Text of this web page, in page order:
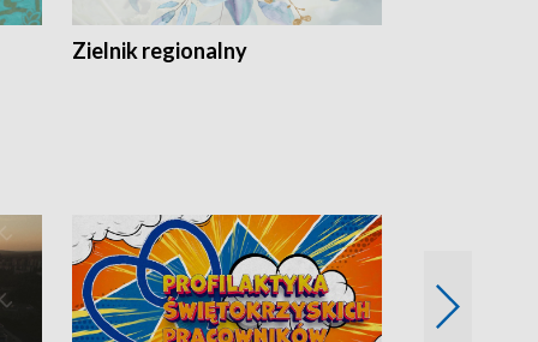
Zielnik regionalny